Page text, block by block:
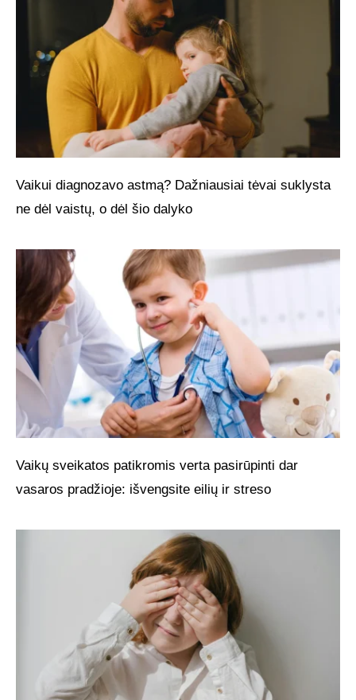
Vaikui diagnozavo astmą? Dažniausiai tėvai suklysta
ne dėl vaistų, o dėl šio dalyko
Vaikų sveikatos patikromis verta pasirūpinti dar
vasaros pradžioje: išvengsite eilių ir streso